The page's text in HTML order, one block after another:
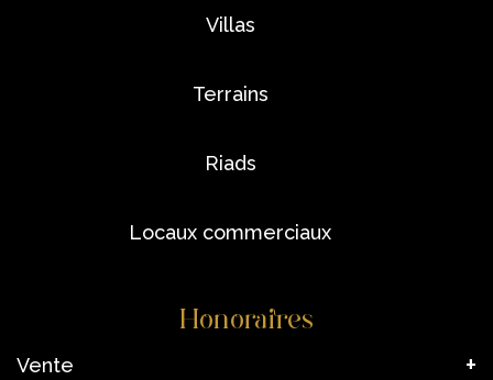
villas
terrains
riads
locaux commerciaux
Honoraires
Vente